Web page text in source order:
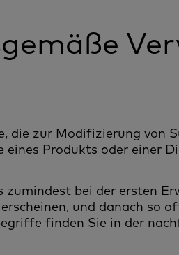
die zur Modifizierung von
eines Produkts oder einer
zumindest bei der ersten
und danach so
finden Sie in der